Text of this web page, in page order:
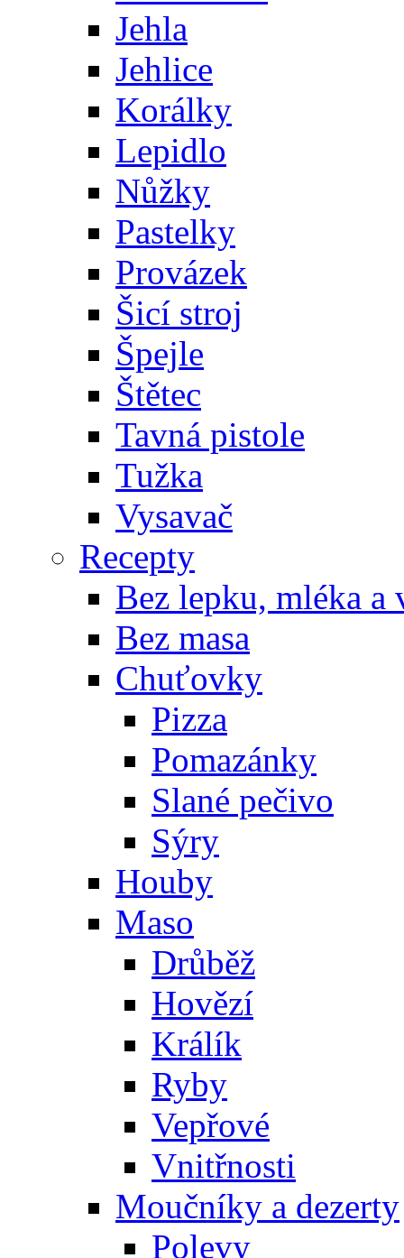
Jehla
Jehlice
Korálky
Lepidlo
Nůžky
Pastelky
Provázek
Šicí stroj
Špejle
Štětec
Tavná pistole
Tužka
Vysavač
Recepty
Bez lepku, mléka a
Bez masa
Chuťovky
Pizza
Pomazánky
Slané pečivo
Sýry
Houby
Maso
Drůběž
Hovězí
Králík
Ryby
Vepřové
Vnitřnosti
Moučníky a dezerty
Polevy